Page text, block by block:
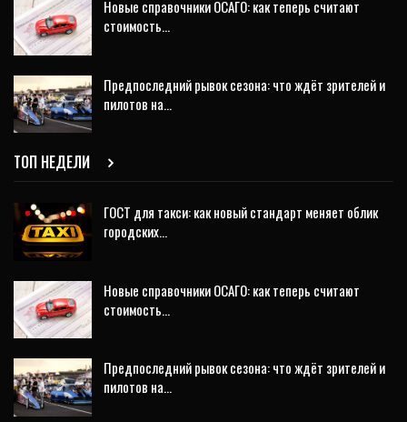
Новые справочники ОСАГО: как теперь считают
стоимость…
Предпоследний рывок сезона: что ждёт зрителей и
пилотов на…
ТОП НЕДЕЛИ
ГОСТ для такси: как новый стандарт меняет облик
городских…
Новые справочники ОСАГО: как теперь считают
стоимость…
Предпоследний рывок сезона: что ждёт зрителей и
пилотов на…